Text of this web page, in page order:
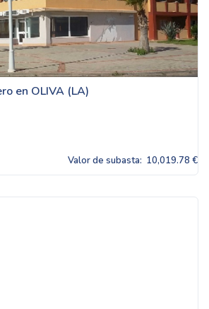
en OLIVA (LA)
Valor de subasta: 10,019.78 €